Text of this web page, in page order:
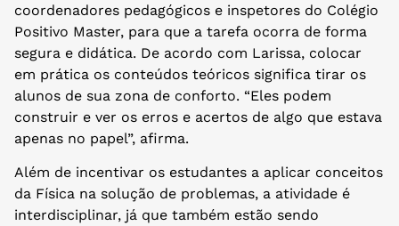
coordenadores pedagógicos e inspetores do Colégio
Positivo Master, para que a tarefa ocorra de forma
segura e didática. De acordo com Larissa, colocar
em prática os conteúdos teóricos significa tirar os
alunos de sua zona de conforto. “Eles podem
construir e ver os erros e acertos de algo que estava
apenas no papel”, afirma.
Além de incentivar os estudantes a aplicar conceitos
da Física na solução de problemas, a atividade é
interdisciplinar, já que também estão sendo